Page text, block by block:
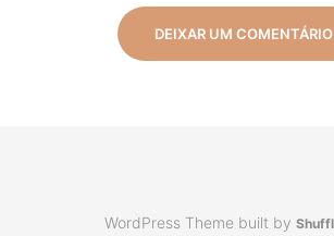
DEIXAR UM COMENTÁRIO
WordPress Theme built by